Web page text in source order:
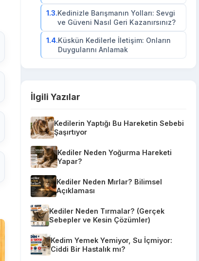
1.3.Kedinizle Barışmanın Yolları: Sevgi
ve Güveni Nasıl Geri Kazanırsınız?
1.4.Küskün Kedilerle İletişim: Onların
Duygularını Anlamak
İlgili Yazılar
Kedilerin Yaptığı Bu Hareketin Sebebi
Şaşırtıyor
Kediler Neden Yoğurma Hareketi
Yapar?
Kediler Neden Mırlar? Bilimsel
Açıklaması
Kediler Neden Tırmalar? (Gerçek
Sebepler ve Kesin Çözümler)
Kedim Yemek Yemiyor, Su İçmiyor:
Ciddi Bir Hastalık mı?